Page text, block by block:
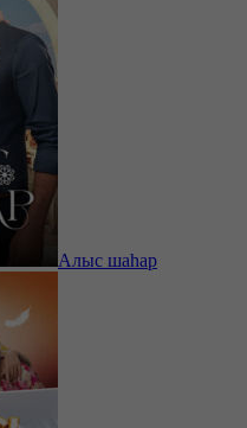
Алыс шаһар